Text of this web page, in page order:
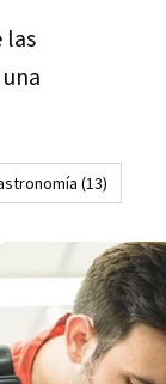
las
(13)